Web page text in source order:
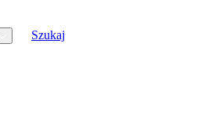
Szukaj